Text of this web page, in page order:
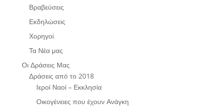
Βραβεύσεις
Εκδηλώσεις
Χορηγοί
Τα Νέα μας
Οι Δράσεις Μας
Δράσεις από το 2018
Ιεροί Ναοί – Εκκλησία
Οικογένειες που έχουν Ανάγκη